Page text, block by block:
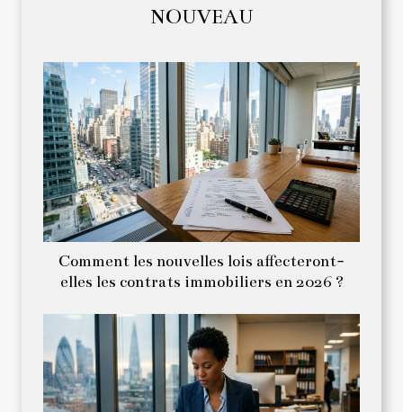
NOUVEAU
Comment les nouvelles lois affecteront-
elles les contrats immobiliers en 2026 ?